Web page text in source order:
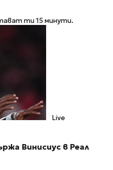
ти 15 минути.
Live
Винисиус в Реал